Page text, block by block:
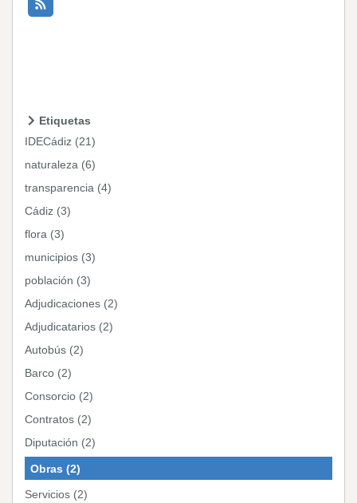
Etiquetas
IDECádiz (21)
naturaleza (6)
transparencia (4)
Cádiz (3)
flora (3)
municipios (3)
población (3)
Adjudicaciones (2)
Adjudicatarios (2)
Autobús (2)
Barco (2)
Consorcio (2)
Contratos (2)
Diputación (2)
Obras (2)
Servicios (2)